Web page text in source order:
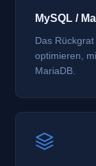
MySQL /
Das
optimieren,
MariaDB.